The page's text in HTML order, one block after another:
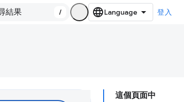
/ 登入
這個頁面中